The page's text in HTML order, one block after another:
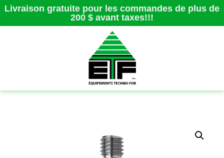
Livraison gratuite pour les commandes de plus de
200 $ avant taxes!!!